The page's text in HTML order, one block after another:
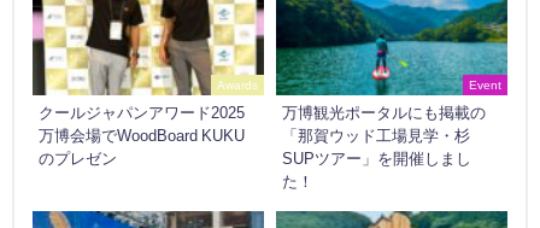
Awards
クールジャパンアワード2025
万博会場でWoodBoard KUKU
のプレゼン
Event
万博観光ポータルにも掲載の
「那賀ウッド工場見学・杉
SUPツアー」を開催しまし
た！